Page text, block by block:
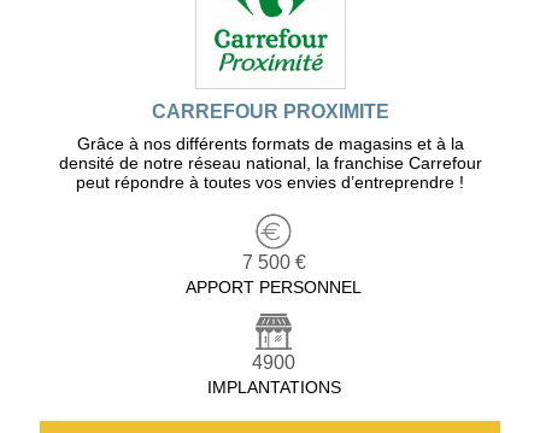
CARREFOUR PROXIMITE
Grâce à nos différents formats de magasins et à la
densité de notre réseau national, la franchise Carrefour
peut répondre à toutes vos envies d’entreprendre !
7 500 €
APPORT PERSONNEL
4900
IMPLANTATIONS